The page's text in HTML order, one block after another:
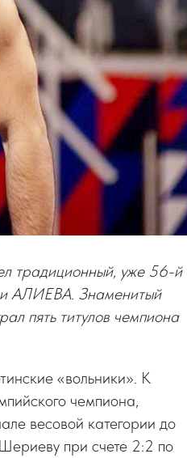
традиционный, уже 56-й
АЛИЕВА. Знаменитый
пять титулов чемпиона
«вольники». К
чемпиона,
весовой категории до
при счете 2:2 по